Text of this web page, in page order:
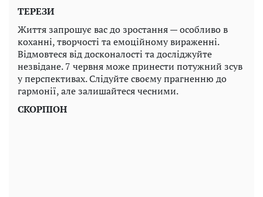
ТЕРЕЗИ
Життя запрошує вас до зростання — особливо в
коханні, творчості та емоційному вираженні.
Відмовтеся від досконалості та досліджуйте
незвідане. 7 червня може принести потужний зсув
у перспективах. Слідуйте своєму прагненню до
гармонії, але залишайтеся чесними.
СКОРПІОН